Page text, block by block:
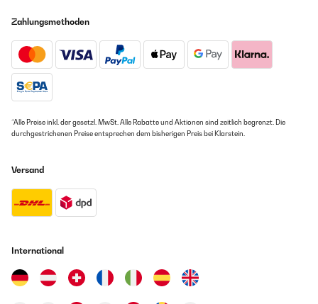
Zahlungsmethoden
*Alle Preise inkl. der gesetzl. MwSt. Alle Rabatte und Aktionen sind zeitlich begrenzt. Die
durchgestrichenen Preise entsprechen dem bisherigen Preis bei Klarstein.
Versand
International